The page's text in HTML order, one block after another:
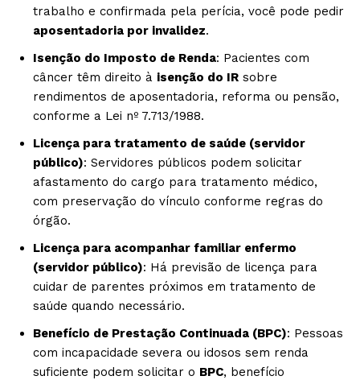
trabalho e confirmada pela perícia, você pode pedir
aposentadoria por invalidez.
Isenção do Imposto de Renda: Pacientes com
câncer têm direito à isenção do IR sobre
rendimentos de aposentadoria, reforma ou pensão,
conforme a Lei nº 7.713/1988.
Licença para tratamento de saúde (servidor
público): Servidores públicos podem solicitar
afastamento do cargo para tratamento médico,
com preservação do vínculo conforme regras do
órgão.
Licença para acompanhar familiar enfermo
(servidor público): Há previsão de licença para
cuidar de parentes próximos em tratamento de
saúde quando necessário.
Benefício de Prestação Continuada (BPC): Pessoas
com incapacidade severa ou idosos sem renda
suficiente podem solicitar o BPC, benefício